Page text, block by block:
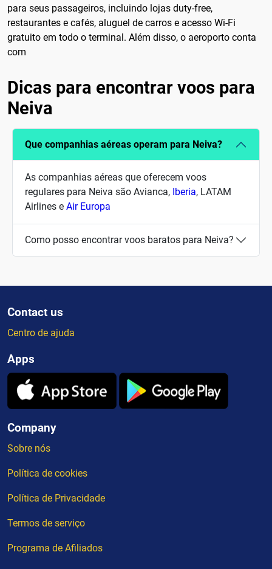
para seus passageiros, incluindo lojas duty-free,
restaurantes e cafés, aluguel de carros e acesso Wi-Fi
gratuito em todo o terminal. Além disso, o aeroporto conta
com
Dicas para encontrar voos para
Neiva
Que companhias aéreas operam para Neiva?
As companhias aéreas que oferecem voos
regulares para Neiva são Avianca, Iberia, LATAM
Airlines e Air Europa
Como posso encontrar voos baratos para Neiva?
Contact us
Centro de ajuda
Apps
Company
Sobre nós
Política de cookies
Política de Privacidade
Termos de serviço
Programa de Afiliados